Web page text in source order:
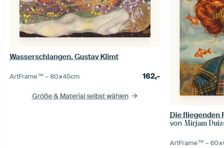
Wasserschlangen, Gustav Klimt
ArtFrame™ –80×45cm 162,-
Größe & Material selbst wählen
Die fliegenden
vonMirjam
ArtFrame™ –